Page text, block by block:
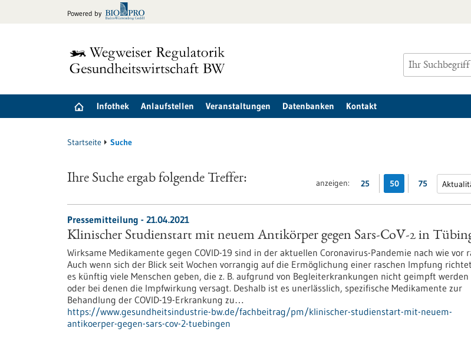
Powered by
Infothek Anlaufstellen Veranstaltungen Datenbanken Kontakt
Startseite Suche
anzeigen: 25 50 75
Ihre Suche ergab folgende Treffer:
Pressemitteilung - 21.04.2021
Klinischer Studienstart mit neuem Antikörper gegen Sars-CoV-2 in
Wirksame Medikamente gegen COVID-19 sind in der aktuellen Coronavirus-Pandemie nach wie vor
Auch wenn sich der Blick seit Wochen vorrangig auf die Ermöglichung einer raschen Impfung
es künftig viele Menschen geben, die z. B. aufgrund von Begleiterkrankungen nicht geimpft werden
oder bei denen die Impfwirkung versagt. Deshalb ist es unerlässlich, spezifische Medikamente zur
Behandlung der COVID-19-Erkrankung zu…
https://www.gesundheitsindustrie-bw.de/fachbeitrag/pm/klinischer-studienstart-mit-neuem-
antikoerper-gegen-sars-cov-2-tuebingen